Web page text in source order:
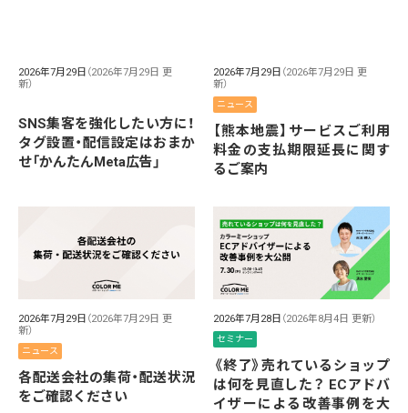
2026年7月29日 （2026年7月29日 更
新）
SNS集客を強化したい方に！
タグ設置・配信設定はおまか
せ「かんたんMeta広告」
2026年7月29日 （2026年7月29日 更
新）
ニュース
【熊本地震】サービスご利用
料金の支払期限延長に関す
るご案内
2026年7月29日 （2026年7月29日 更
新）
ニュース
各配送会社の集荷・配送状況
をご確認ください
2026年7月28日 （2026年8月4日 更新）
セミナー
《終了》売れているショップ
は何を見直した？ ECアドバ
イザーによる改善事例を大